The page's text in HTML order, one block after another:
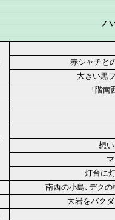
赤シャチと
大きい黒
1階南
想
灯台に
南西の小島､デク
大岩をバク